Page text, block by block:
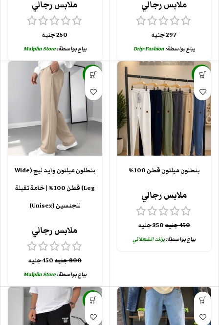
ملابس رجالي
297جنيه
يباع بواسطة:Drip-Fashion
ملابس رجالي
250جنيه
يباع بواسطة:Malplin Store
-22%
بنطلون ميلتون قطن 100%
ملابس رجالي
450جنيه350جنيه
يباع بواسطة:براند الشعلاني
-44%
بنطلون ميلتون وايد ليج (Wide
Leg) قطن 100% | خامة ثقيلة
للجنسين (Unisex)
ملابس رجالي
800جنيه450جنيه
يباع بواسطة:Malplin Store
-15%